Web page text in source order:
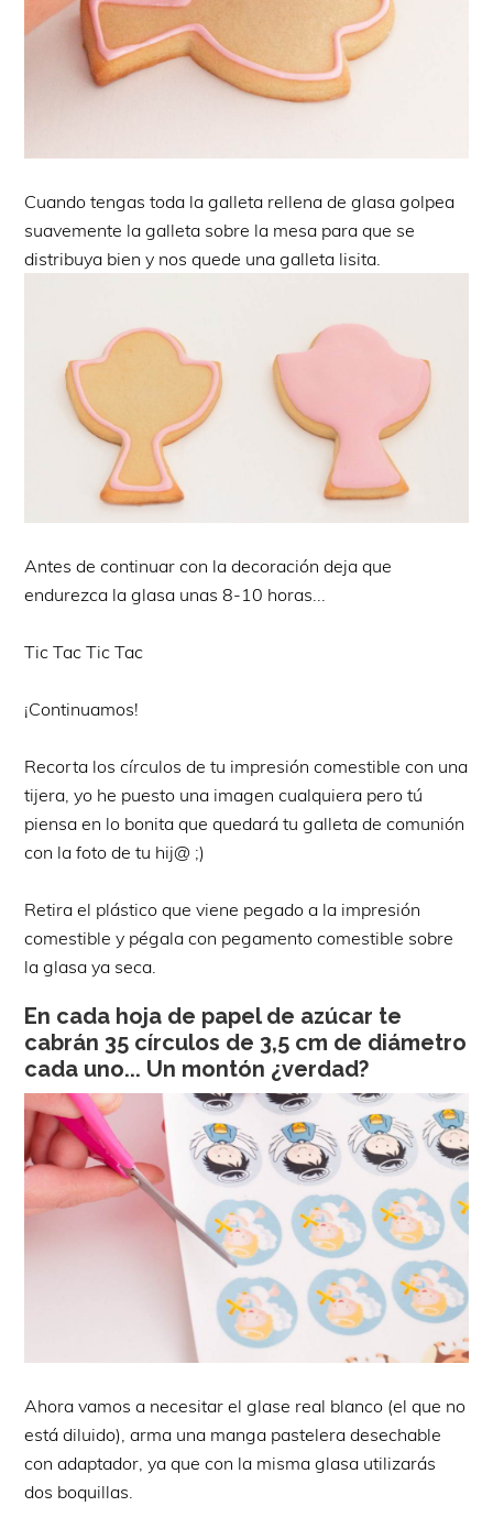
Cuando tengas toda la galleta rellena de glasa golpea
suavemente la galleta sobre la mesa para que se
distribuya bien y nos quede una galleta lisita.
Antes de continuar con la decoración deja que
endurezca la glasa unas 8-10 horas...
Tic Tac Tic Tac
¡Continuamos!
Recorta los círculos de tu impresión comestible con una
tijera, yo he puesto una imagen cualquiera pero tú
piensa en lo bonita que quedará tu galleta de comunión
con la foto de tu hij@ ;)
Retira el plástico que viene pegado a la impresión
comestible y pégala con pegamento comestible sobre
la glasa ya seca.
En cada hoja de papel de azúcar te
cabrán 35 círculos de 3,5 cm de diámetro
cada uno... Un montón ¿verdad?
Ahora vamos a necesitar el glase real blanco (el que no
está diluido), arma una manga pastelera desechable
con adaptador, ya que con la misma glasa utilizarás
dos boquillas.